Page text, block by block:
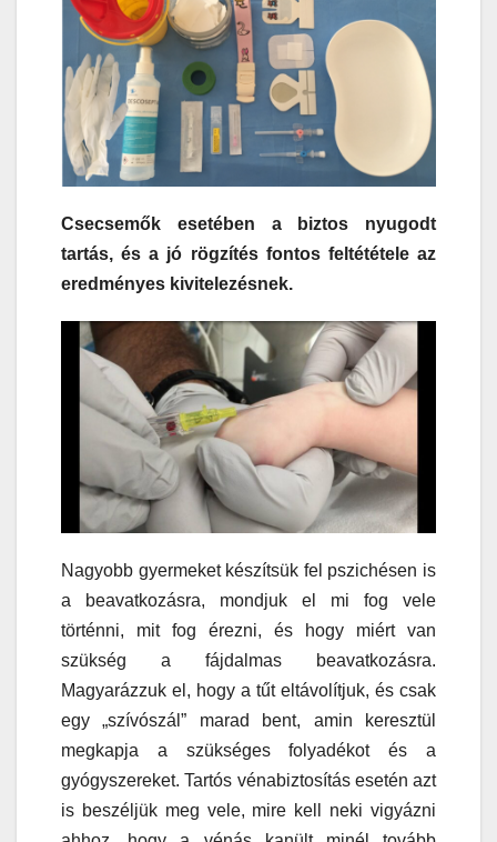
Csecsemők esetében a biztos nyugodt
tartás, és a jó rögzítés fontos feltététele az
eredményes kivitelezésnek.
Nagyobb gyermeket készítsük fel pszichésen is
a beavatkozásra, mondjuk el mi fog vele
történni, mit fog érezni, és hogy miért van
szükség a fájdalmas beavatkozásra.
Magyarázzuk el, hogy a tűt eltávolítjuk, és csak
egy „szívószál” marad bent, amin keresztül
megkapja a szükséges folyadékot és a
gyógyszereket. Tartós vénabiztosítás esetén azt
is beszéljük meg vele, mire kell neki vigyázni